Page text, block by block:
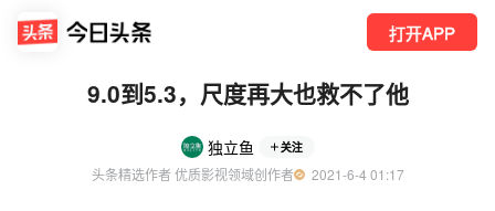
打开APP
9.0到5.3，尺度再大也救不了他
独立鱼 关注
头条精选作者 优质影视领域创作者
  2021-6-4 01:17